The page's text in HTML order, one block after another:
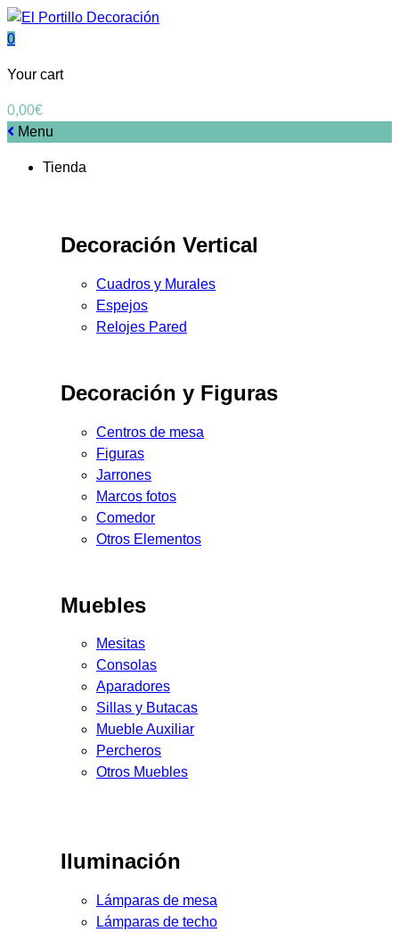
0
Your cart
0,00€
Menu
Tienda
Decoración Vertical
Cuadros y Murales
Espejos
Relojes Pared
Decoración y Figuras
Centros de mesa
Figuras
Jarrones
Marcos fotos
Comedor
Otros Elementos
Muebles
Mesitas
Consolas
Aparadores
Sillas y Butacas
Mueble Auxiliar
Percheros
Otros Muebles
Iluminación
Lámparas de mesa
Lámparas de techo